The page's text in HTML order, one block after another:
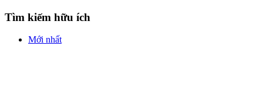
Tìm kiếm hữu ích
Mới nhất